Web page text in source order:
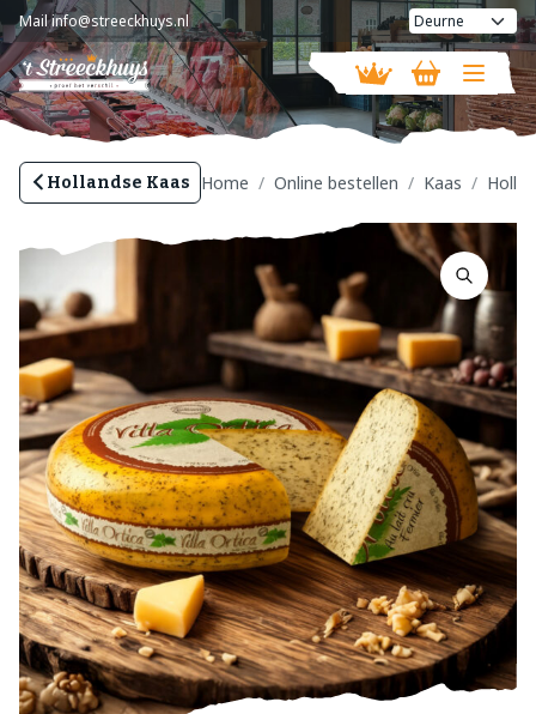
Mailinfo@streeckhuys.nl
Vandaag gesloten
Hollandse Kaas Home Online bestellen Kaas